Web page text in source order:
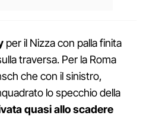
per il Nizza con palla finita
traversa. Per la Roma
che con il sinistro,
lo specchio della
quasi allo scadere